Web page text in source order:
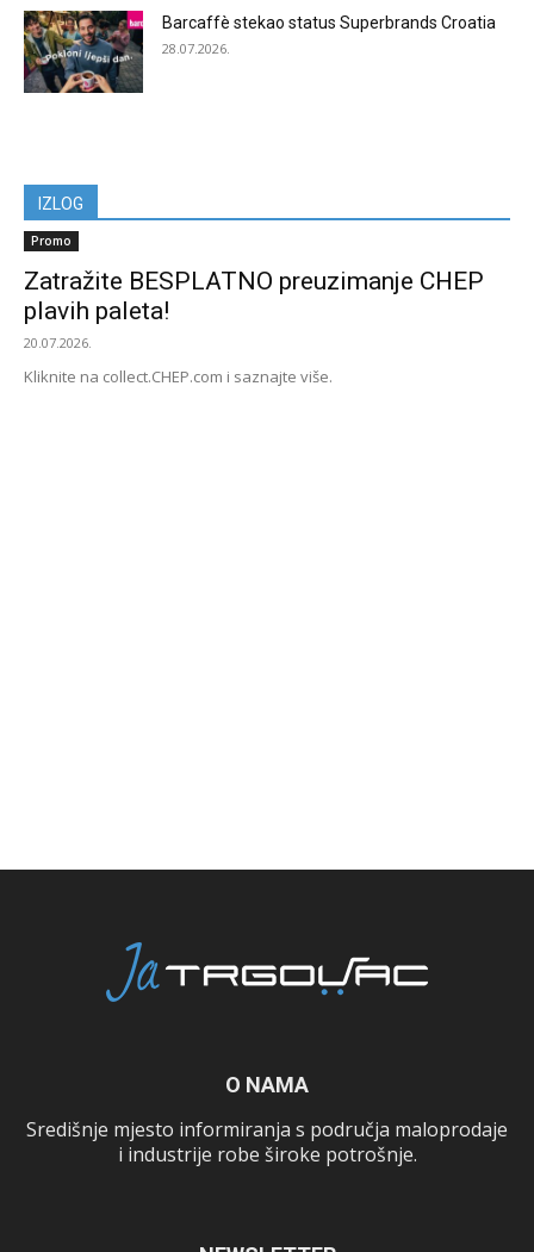
Barcaffè stekao status Superbrands Croatia
28.07.2026.
IZLOG
Promo
Zatražite BESPLATNO preuzimanje CHEP
plavih paleta!
20.07.2026.
Kliknite na collect.CHEP.com i saznajte više.
O NAMA
Središnje mjesto informiranja s područja maloprodaje
i industrije robe široke potrošnje.